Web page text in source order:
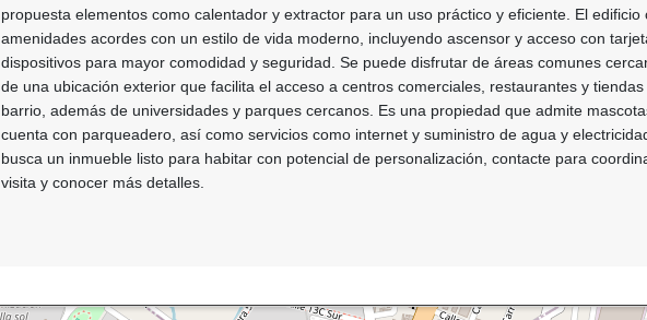
propuesta elementos como calentador y extractor para un uso práctico y eficiente. El edificio
amenidades acordes con un estilo de vida moderno, incluyendo ascensor y acceso con
dispositivos para mayor comodidad y seguridad. Se puede disfrutar de áreas comunes
de una ubicación exterior que facilita el acceso a centros comerciales, restaurantes y tiendas
barrio, además de universidades y parques cercanos. Es una propiedad que admite
cuenta con parqueadero, así como servicios como internet y suministro de agua y
busca un inmueble listo para habitar con potencial de personalización, contacte para
visita y conocer más detalles.